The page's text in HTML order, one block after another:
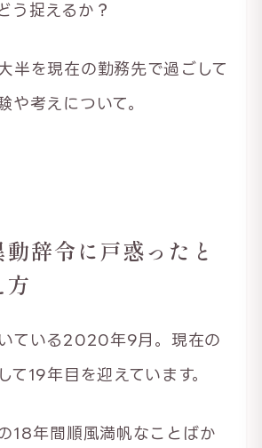
う捉えるか？
半を現在の勤務先で過ごして
や考えについて。
辞令に戸惑ったと
方
ている2020年9月。現在の
て19年目を迎えています。
18年間順風満帆なことばか